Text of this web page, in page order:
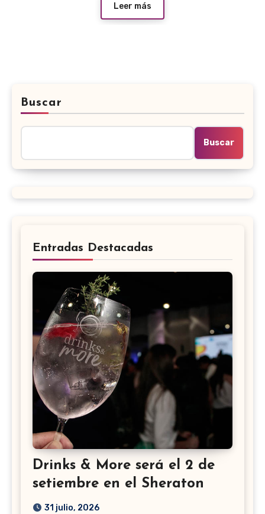
Leer más
Buscar
Buscar
Entradas Destacadas
Drinks & More será el 2 de
setiembre en el Sheraton
31 julio, 2026